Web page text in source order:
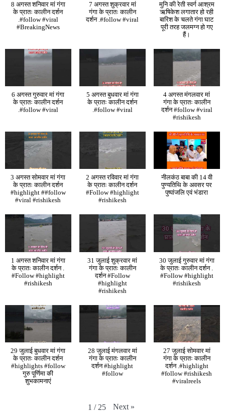
8 अगस्त शनिवार मां गंगा
के प्रातः कालीन दर्शन
.#follow #viral
#BreakingNews
7 अगस्त शुक्रवार मां
गंगा के प्रातः कालीन
दर्शन .#follow #viral
मुनि की रेती स्वर्ग आश्रम
ऋषिकेश लगातार हो रही
बारिश के चलते गंगा घाट
पूरी तरह जलमग्न हो गए
हैं।
6 अगस्त गुरुवार मां गंगा
के प्रातः कालीन दर्शन
.#follow #viral
5 अगस्त बुधवार मां गंगा
के प्रातः कालीन दर्शन
.#follow #viral
4 अगस्त मंगलवार मां
गंगा के प्रातः कालीन
दर्शन #follow #viral
#rishikesh
3 अगस्त सोमवार मां गंगा
के प्रातः कालीन दर्शन
#highlight ##follow
#viral #rishikesh
2 अगस्त रविवार मां गंगा
के प्रातः कालीन दर्शन
#Follow #highlight
#rishikesh
नीलकंठ बाबा की 14 वी
पुण्यतिथि के अवसर पर
पुष्पांजलि एवं भंडारा
1 अगस्त शनिवार मां गंगा
के प्रातः कालीन दर्शन .
#Follow #highlight
#rishikesh
31 जुलाई शुक्रवार मां
गंगा के प्रातः कालीन
दर्शन #Follow
#highlight
#rishikesh
30 जुलाई गुरुवार मां गंगा
के प्रातः कालीन दर्शन .
#Follow #highlight
#rishikesh
29 जुलाई बुधवार मां गंगा
के प्रातः कालीन दर्शन
#highlights #follow
गुरु पूर्णिमा की
शुभकामनाएं
28 जुलाई मंगलवार मां
गंगा के प्रातः कालीन
दर्शन #highlight
#follow
27 जुलाई सोमवार मां
गंगा के प्रातः कालीन
दर्शन .#highlight
#follow #rishikesh
#viralreels
1 / 25 Next »